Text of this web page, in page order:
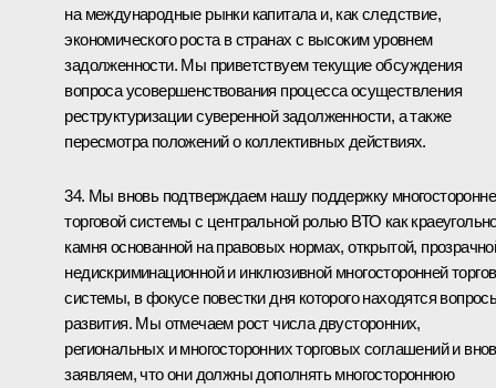
на международные рынки капитала и, как следствие,
экономического роста в странах с высоким уровнем
задолженности. Мы приветствуем текущие обсуждения
вопроса усовершенствования процесса осуществления
реструктуризации суверенной задолженности, а также
пересмотра положений о коллективных действиях.
34. Мы вновь подтверждаем нашу поддержку
торговой системы с центральной ролью ВТО как
камня основанной на правовых нормах, открытой,
недискриминационной и инклюзивной многосторонней
системы, в фокусе повестки дня которого находятся
развития. Мы отмечаем рост числа двусторонних,
региональных и многосторонних торговых соглашений и
заявляем, что они должны дополнять многостороннюю